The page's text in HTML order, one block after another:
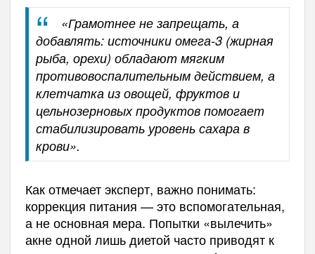
«Грамотнее не запрещать, а
добавлять: источники омега-3 (жирная
рыба, орехи) обладают мягким
противовоспалительным действием, а
клетчатка из овощей, фруктов и
цельнозерновых продуктов помогает
стабилизировать уровень сахара в
крови».
Как отмечает эксперт, важно понимать:
коррекция питания — это вспомогательная,
а не основная мера. Попытки «вылечить»
акне одной лишь диетой часто приводят к